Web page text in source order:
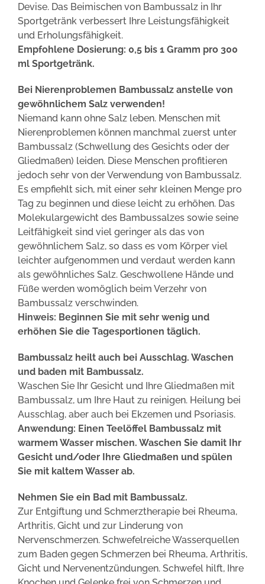
Devise. Das Beimischen von Bambussalz in Ihr
Sportgetränk verbessert Ihre Leistungsfähigkeit
und Erholungsfähigkeit.
Empfohlene Dosierung: 0,5 bis 1 Gramm pro 300
ml Sportgetränk.
Bei Nierenproblemen Bambussalz anstelle von
gewöhnlichem Salz verwenden!
Niemand kann ohne Salz leben. Menschen mit
Nierenproblemen können manchmal zuerst unter
Bambussalz (Schwellung des Gesichts oder der
Gliedmaßen) leiden. Diese Menschen profitieren
jedoch sehr von der Verwendung von Bambussalz.
Es empfiehlt sich, mit einer sehr kleinen Menge pro
Tag zu beginnen und diese leicht zu erhöhen. Das
Molekulargewicht des Bambussalzes sowie seine
Leitfähigkeit sind viel geringer als das von
gewöhnlichem Salz, so dass es vom Körper viel
leichter aufgenommen und verdaut werden kann
als gewöhnliches Salz. Geschwollene Hände und
Füße werden womöglich beim Verzehr von
Bambussalz verschwinden.
Hinweis: Beginnen Sie mit sehr wenig und
erhöhen Sie die Tagesportionen täglich.
Bambussalz heilt auch bei Ausschlag. Waschen
und baden mit Bambussalz.
Waschen Sie Ihr Gesicht und Ihre Gliedmaßen mit
Bambussalz, um Ihre Haut zu reinigen. Heilung bei
Ausschlag, aber auch bei Ekzemen und Psoriasis.
Anwendung: Einen Teelöffel Bambussalz mit
warmem Wasser mischen. Waschen Sie damit Ihr
Gesicht und/oder Ihre Gliedmaßen und spülen
Sie mit kaltem Wasser ab.
Nehmen Sie ein Bad mit Bambussalz.
Zur Entgiftung und Schmerztherapie bei Rheuma,
Arthritis, Gicht und zur Linderung von
Nervenschmerzen. Schwefelreiche Wasserquellen
zum Baden gegen Schmerzen bei Rheuma, Arthritis,
Gicht und Nervenentzündungen. Schwefel hilft, Ihre